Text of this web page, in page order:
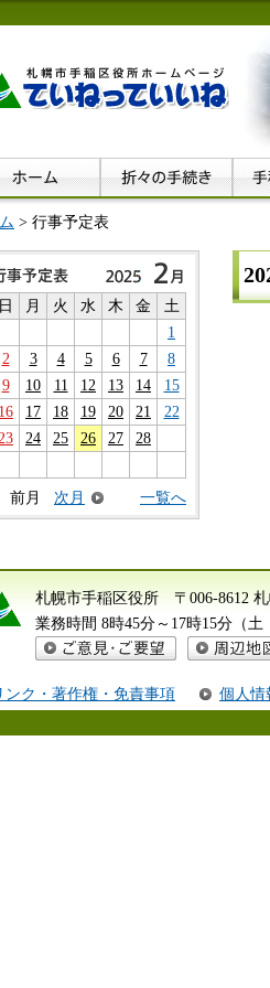
> 行事予定表
日 月 火 水 木 金
土
1
2
3 4 5 6 7
8
9
10 11 12 13 14
15
16
17 18 19 20 21
22
24 25 26 27 28
前月 次月 一覧へ
札幌市手稲区役所 〒006-8612
業務時間 8時45分～17時15分（土
ご意見・ご要望
周辺地図
ンク・著作権・免責事項 個人情